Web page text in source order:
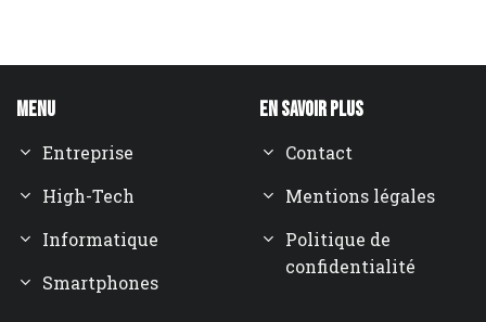
Menu
Entreprise
High-Tech
Informatique
Smartphones
En savoir plus
Contact
Mentions légales
Politique de
confidentialité